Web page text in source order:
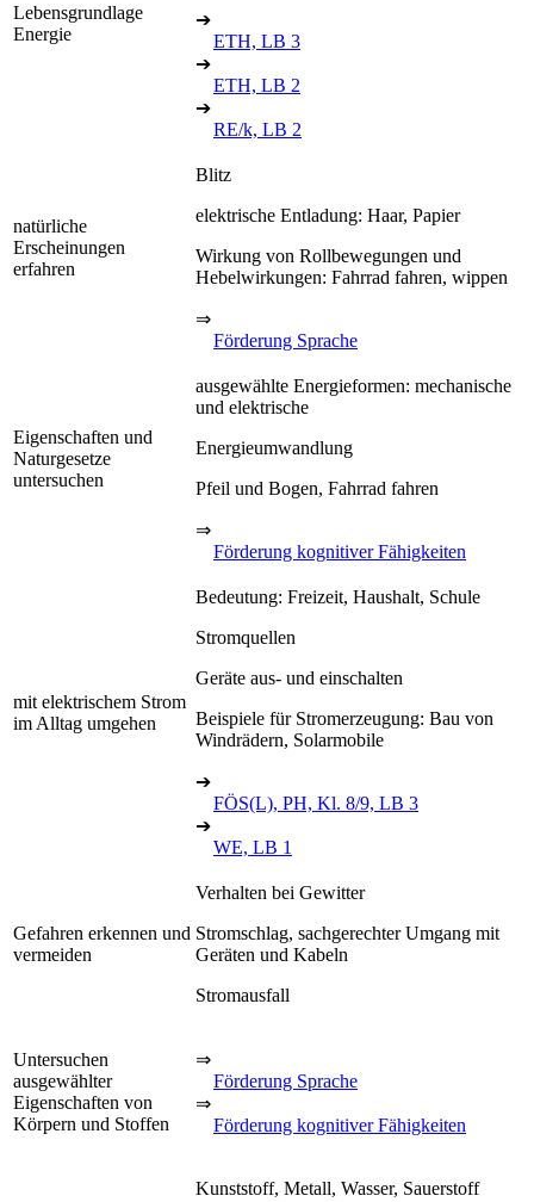
Lebensgrundlage
Energie
➔
ETH, LB 3
➔
ETH, LB 2
➔
RE/k, LB 2
natürliche
Erscheinungen
erfahren
Blitz
elektrische Entladung: Haar, Papier
Wirkung von Rollbewegungen und
Hebelwirkungen: Fahrrad fahren, wippen
⇒
Förderung Sprache
Eigenschaften und
Naturgesetze
untersuchen
ausgewählte Energieformen: mechanische
und elektrische
Energieumwandlung
Pfeil und Bogen, Fahrrad fahren
⇒
Förderung kognitiver Fähigkeiten
mit elektrischem Strom
im Alltag umgehen
Bedeutung: Freizeit, Haushalt, Schule
Stromquellen
Geräte aus- und einschalten
Beispiele für Stromerzeugung: Bau von
Windrädern, Solarmobile
➔
FÖS(L), PH, Kl. 8/9, LB 3
➔
WE, LB 1
Gefahren erkennen und
vermeiden
Verhalten bei Gewitter
Stromschlag, sachgerechter Umgang mit
Geräten und Kabeln
Stromausfall
Untersuchen
ausgewählter
Eigenschaften von
Körpern und Stoffen
⇒
Förderung Sprache
⇒
Förderung kognitiver Fähigkeiten
Kunststoff, Metall, Wasser, Sauerstoff